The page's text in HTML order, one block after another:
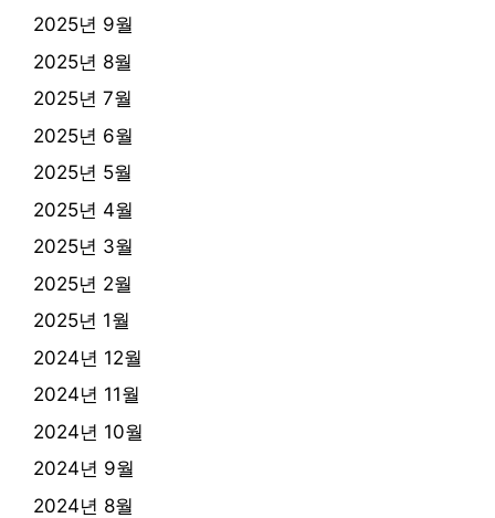
2025년 9월
2025년 8월
2025년 7월
2025년 6월
2025년 5월
2025년 4월
2025년 3월
2025년 2월
2025년 1월
2024년 12월
2024년 11월
2024년 10월
2024년 9월
2024년 8월